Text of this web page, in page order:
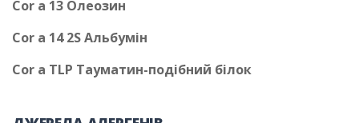
Cor a 13 Олеозин
Cor a 14 2S Альбумін
Cor a TLP Тауматин-подібний білок